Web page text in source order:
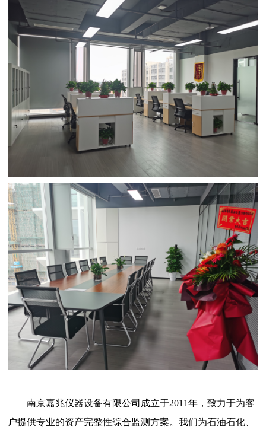
南京嘉兆仪器设备有限公司成立于2011年，致力于为客
户提供专业的资产完整性综合监测方案。我们为石油石化、